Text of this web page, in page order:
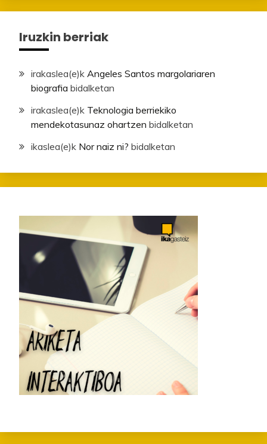
Iruzkin berriak
irakaslea(e)k Angeles Santos margolariaren
biografia bidalketan
irakaslea(e)k Teknologia berriekiko
mendekotasunaz ohartzen bidalketan
ikaslea(e)k Nor naiz ni? bidalketan